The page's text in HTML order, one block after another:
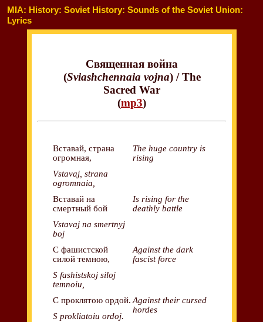
MIA: History: Soviet History: Sounds of the Soviet Union:
Lyrics
Священная война
(Sviashchennaia vojna) / The
Sacred War
(mp3)
Вставай, страна
огромная,
The huge country is
rising
Vstavaj, strana
ogromnaia,
Вставай на
смертный бой
Is rising for the
deathly battle
Vstavaj na smertnyj
boj
С фашистской
силой темною,
Against the dark
fascist force
S fashistskoj siloj
temnoiu,
С проклятою ордой. Against their cursed
hordes
S prokliatoiu ordoj.